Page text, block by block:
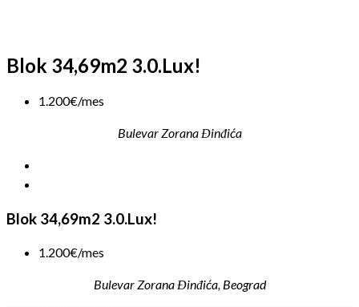
Blok 34,69m2 3.0.Lux!
1.200€/mes
Bulevar Zorana Đinđića
Blok 34,69m2 3.0.Lux!
1.200€/mes
Bulevar Zorana Đinđića, Beograd